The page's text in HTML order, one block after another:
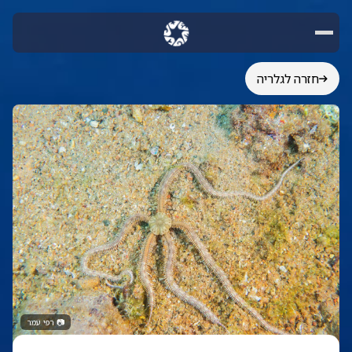
חזרה לגלריה
📷 רפי עמר